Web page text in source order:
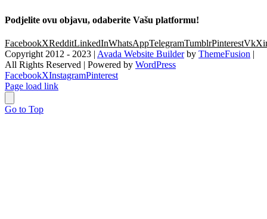
Podjelite ovu objavu, odaberite Vašu platformu!
FacebookXRedditLinkedInWhatsAppTelegramTumblrPinterestVk
Copyright 2012 - 2023 | Avada Website Builderby ThemeFusion |
All Rights Reserved | Powered by WordPress
FacebookXInstagramPinterest
Page load link
Go to Top